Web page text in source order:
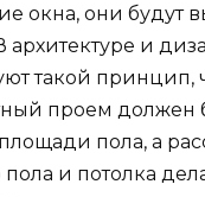
окна, они будут
архитектуре и
такой принцип,
проем должен
пола, а
пола и потолка